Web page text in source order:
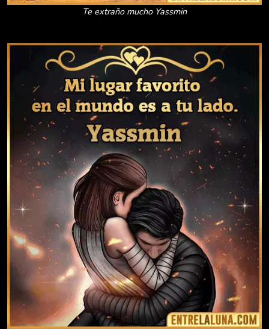
Te extraño mucho Yassmin